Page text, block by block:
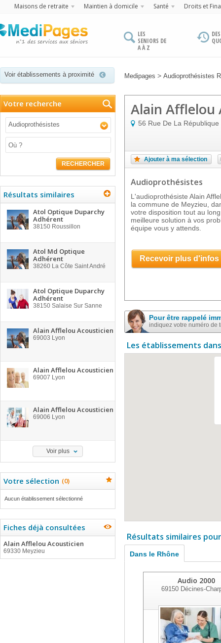
Maisons de retraite Maintien à domicile Santé Droits et
LES
SENIORS DE
A À Z
Voir établissements à proximité Medipages > Audioprothésistes
Votre recherche
Audioprothésistes
RECHERCHER
Résultats similaires
Atol Optique Duparchy
Adhérent
38150 Roussillon
Atol Md Optique
Adhérent
38260 La Côte Saint André
Atol Optique Duparchy
Adhérent
38150 Salaise Sur Sanne
Alain Afflelou Acousticien
69003 Lyon
Alain Afflelou Acousticien
69007 Lyon
Alain Afflelou Acousticien
69006 Lyon
Voir plus
Votre sélection (0)
Aucun établissement sélectionné
Fiches déjà consultées
Alain Afflelou Acousticien
69330 Meyzieu
Alain Afflelou
56 Rue De La République
Ajouter à ma sélection
Audioprothésistes
L'audioprothésiste Alain
la commune de Meyzieu,
votre disposition tout au
meilleure solution à vos
équipe vous y attends.
Recevoir plus d'infos
Pour être rappelé
indiquez votre numéro de
Les établissements
Résultats similaires
Dans le Rhône
Audio 2000
69150 Décines-